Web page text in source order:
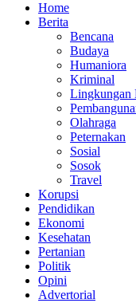
Home
Berita
Bencana
Budaya
Humaniora
Kriminal
Lingkungan
Olahraga
Peternakan
Sosial
Sosok
Travel
Korupsi
Pendidikan
Ekonomi
Kesehatan
Pertanian
Politik
Opini
Advertorial